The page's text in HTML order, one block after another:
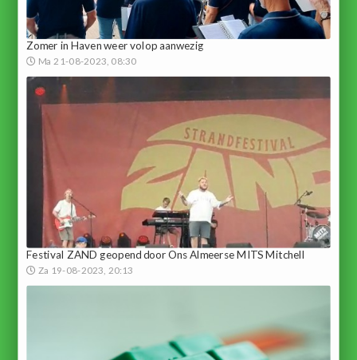
Zomer in Haven weer volop aanwezig
Ma 21-08-2023, 08:30
Festival ZAND geopend door Ons Almeerse MITS Mitchell
Za 19-08-2023, 20:13